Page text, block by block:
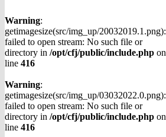
Warning:
getimagesize(src/img_up/20032019.1.png):
failed to open stream: No such file or
directory in /opt/cfj/public/include.php on
line 416
Warning:
getimagesize(src/img_up/03032022.0.png):
failed to open stream: No such file or
directory in /opt/cfj/public/include.php on
line 416